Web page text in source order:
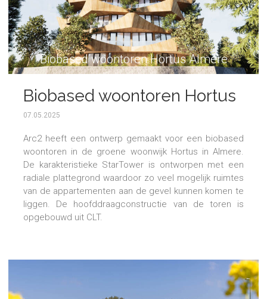
Biobased woontoren Hortus Almere
Biobased woontoren Hortus
Almere
07.05.2025
Arc2 heeft een ontwerp gemaakt voor een biobased
woontoren in de groene woonwijk Hortus in Almere.
De karakteristieke StarTower is ontworpen met een
radiale plattegrond waardoor zo veel mogelijk ruimtes
van de appartementen aan de gevel kunnen komen te
liggen. De hoofddraagconstructie van de toren is
opgebouwd uit CLT.